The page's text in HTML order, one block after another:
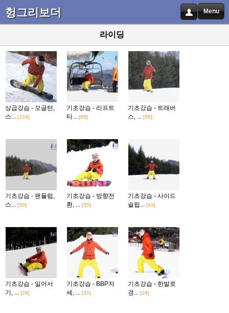
헝그리보더 Menu
라이딩
상급강습 - 모글턴,
스... [124]
기초강습 - 리프트
타... [89]
기초강습 - 트래버
스, ... [56]
기초강습 - 팬듈럼,
스... [50]
기초강습 - 방향전
환, ... [35]
기초강습 - 사이드
슬립... [44]
기초강습 - 일어서
기, ... [28]
기초강습 - BBP자
세, ... [31]
기초강습 - 한발로
경... [18]